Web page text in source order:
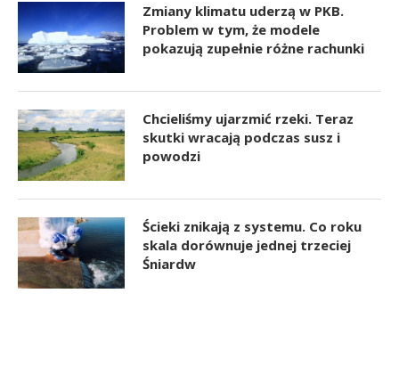
Zmiany klimatu uderzą w PKB.
Problem w tym, że modele
pokazują zupełnie różne rachunki
Chcieliśmy ujarzmić rzeki. Teraz
skutki wracają podczas susz i
powodzi
Ścieki znikają z systemu. Co roku
skala dorównuje jednej trzeciej
Śniardw